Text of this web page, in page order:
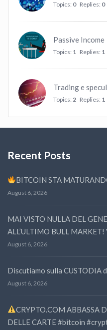
Topics: 0 Replies: 0
Passive Income
Topics: 1 Replies: 1
Trading e
Topics: 2 Replies: 1
Recent Posts
BITCOIN STA
August 6, 2026
MAI VISTO NULLA DEL
ALL’ULTIMO BULL
August 6, 2026
Discutiamo sulla CUSTODIA
August 6, 2026
CRYPTO.COM ABBASSA
DELLE CARTE #bitcoin